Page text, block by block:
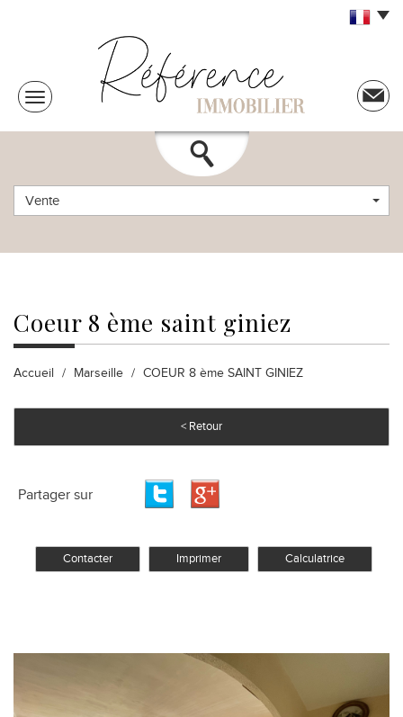
Vente
coeur 8 ème saint giniez
Accueil Marseille COEUR 8 ème SAINT GINIEZ
< Retour
Partager sur
Contacter Imprimer Calculatrice